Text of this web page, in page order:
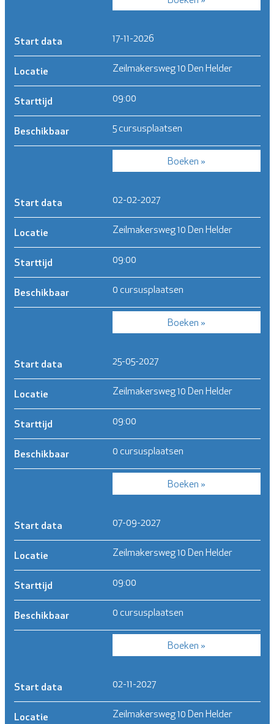
Start data 17-11-2026
Locatie Zeilmakersweg 10 Den Helder
Starttijd 09:00
Beschikbaar 5 cursusplaatsen
Boeken »
Start data 02-02-2027
Locatie Zeilmakersweg 10 Den Helder
Starttijd 09:00
Beschikbaar 0 cursusplaatsen
Boeken »
Start data 25-05-2027
Locatie Zeilmakersweg 10 Den Helder
Starttijd 09:00
Beschikbaar 0 cursusplaatsen
Boeken »
Start data 07-09-2027
Locatie Zeilmakersweg 10 Den Helder
Starttijd 09:00
Beschikbaar 0 cursusplaatsen
Boeken »
Start data 02-11-2027
Locatie Zeilmakersweg 10 Den Helder